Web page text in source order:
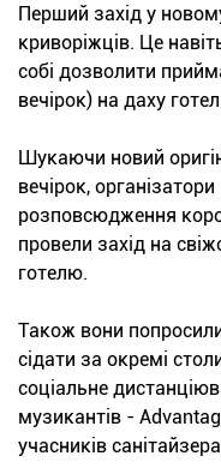
Перший захід у
криворіжців. Це
собі дозволити
вечірок) на даху
Шукаючи новий
вечірок,
розповсюдження
провели захід на
готелю.
Також вони
сідати за окремі
соціальне
музикантів -
учасників